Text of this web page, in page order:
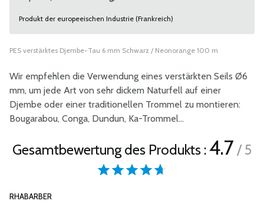
Produkt der europeeischen Industrie (Frankreich)
PES verstärktes Djembe-Tau 6 mm Schwarz / Neonorange 100 m
Wir empfehlen die Verwendung eines verstärkten Seils Ø6
mm, um jede Art von sehr dickem Naturfell auf einer
Djembe oder einer traditionellen Trommel zu montieren:
Bougarabou, Conga, Dundun, Ka-Trommel...
Gesamtbewertung des Produkts :4.7/ 5
RHABARBER